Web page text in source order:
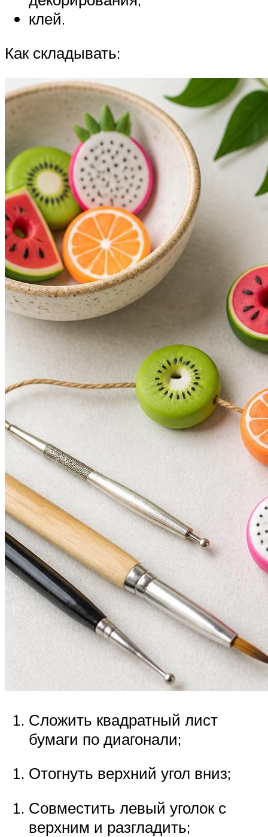
клей.
Как складывать:
Сложить квадратный лист
бумаги по диагонали;
Отогнуть верхний угол вниз;
Совместить левый уголок с
верхним и разгладить;